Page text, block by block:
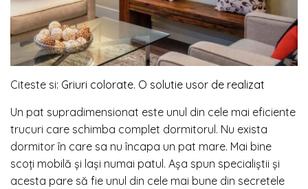
Citeste si: Griuri colorate. O solutie usor de realizat
Un pat supradimensionat este unul din cele mai eficiente
trucuri care schimba complet dormitorul. Nu exista
dormitor în care sa nu încapa un pat mare. Mai bine
scoți mobilă și lași numai patul. Așa spun specialiștii și
acesta pare să fie unul din cele mai bune din secretele